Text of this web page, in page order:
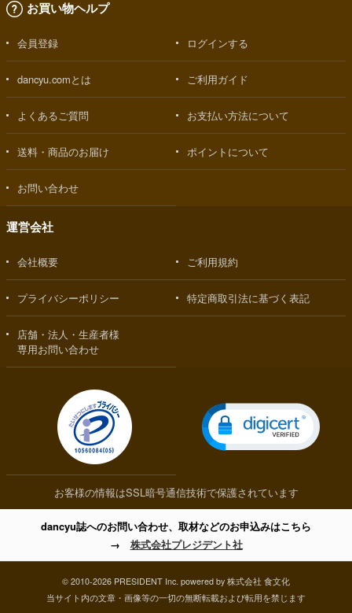
お買い物ヘルプ
会員登録 ログインする
dancyu.comとは ご利用ガイド
よくあるご質問 お支払い方法について
送料・商品のお届け ポイントについて
お問い合わせ
運営会社
会社概要 ご利用規約
プライバシーポリシー 特定商取引法に基づく表記
店舗・法人・生産者様
専用お問い合わせ
お客様の情報はSSL暗号通信技術で保護されています
dancyu誌へのお問い合わせ、取材などのお申込みはこちら
→ 株式会社プレジデント社
© 2010-2026 PRESIDENT Inc. powered by 株式会社 食文化
当サイト内の文章・画像等の一切の無断転載および転用を禁じます